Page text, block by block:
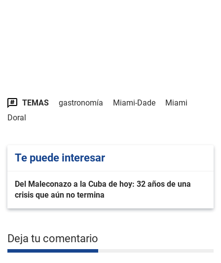
TEMAS gastronomía Miami-Dade
Miami
Doral
Te puede interesar
Del Maleconazo a la Cuba de hoy: 32 años de una
crisis que aún no termina
Deja tu comentario